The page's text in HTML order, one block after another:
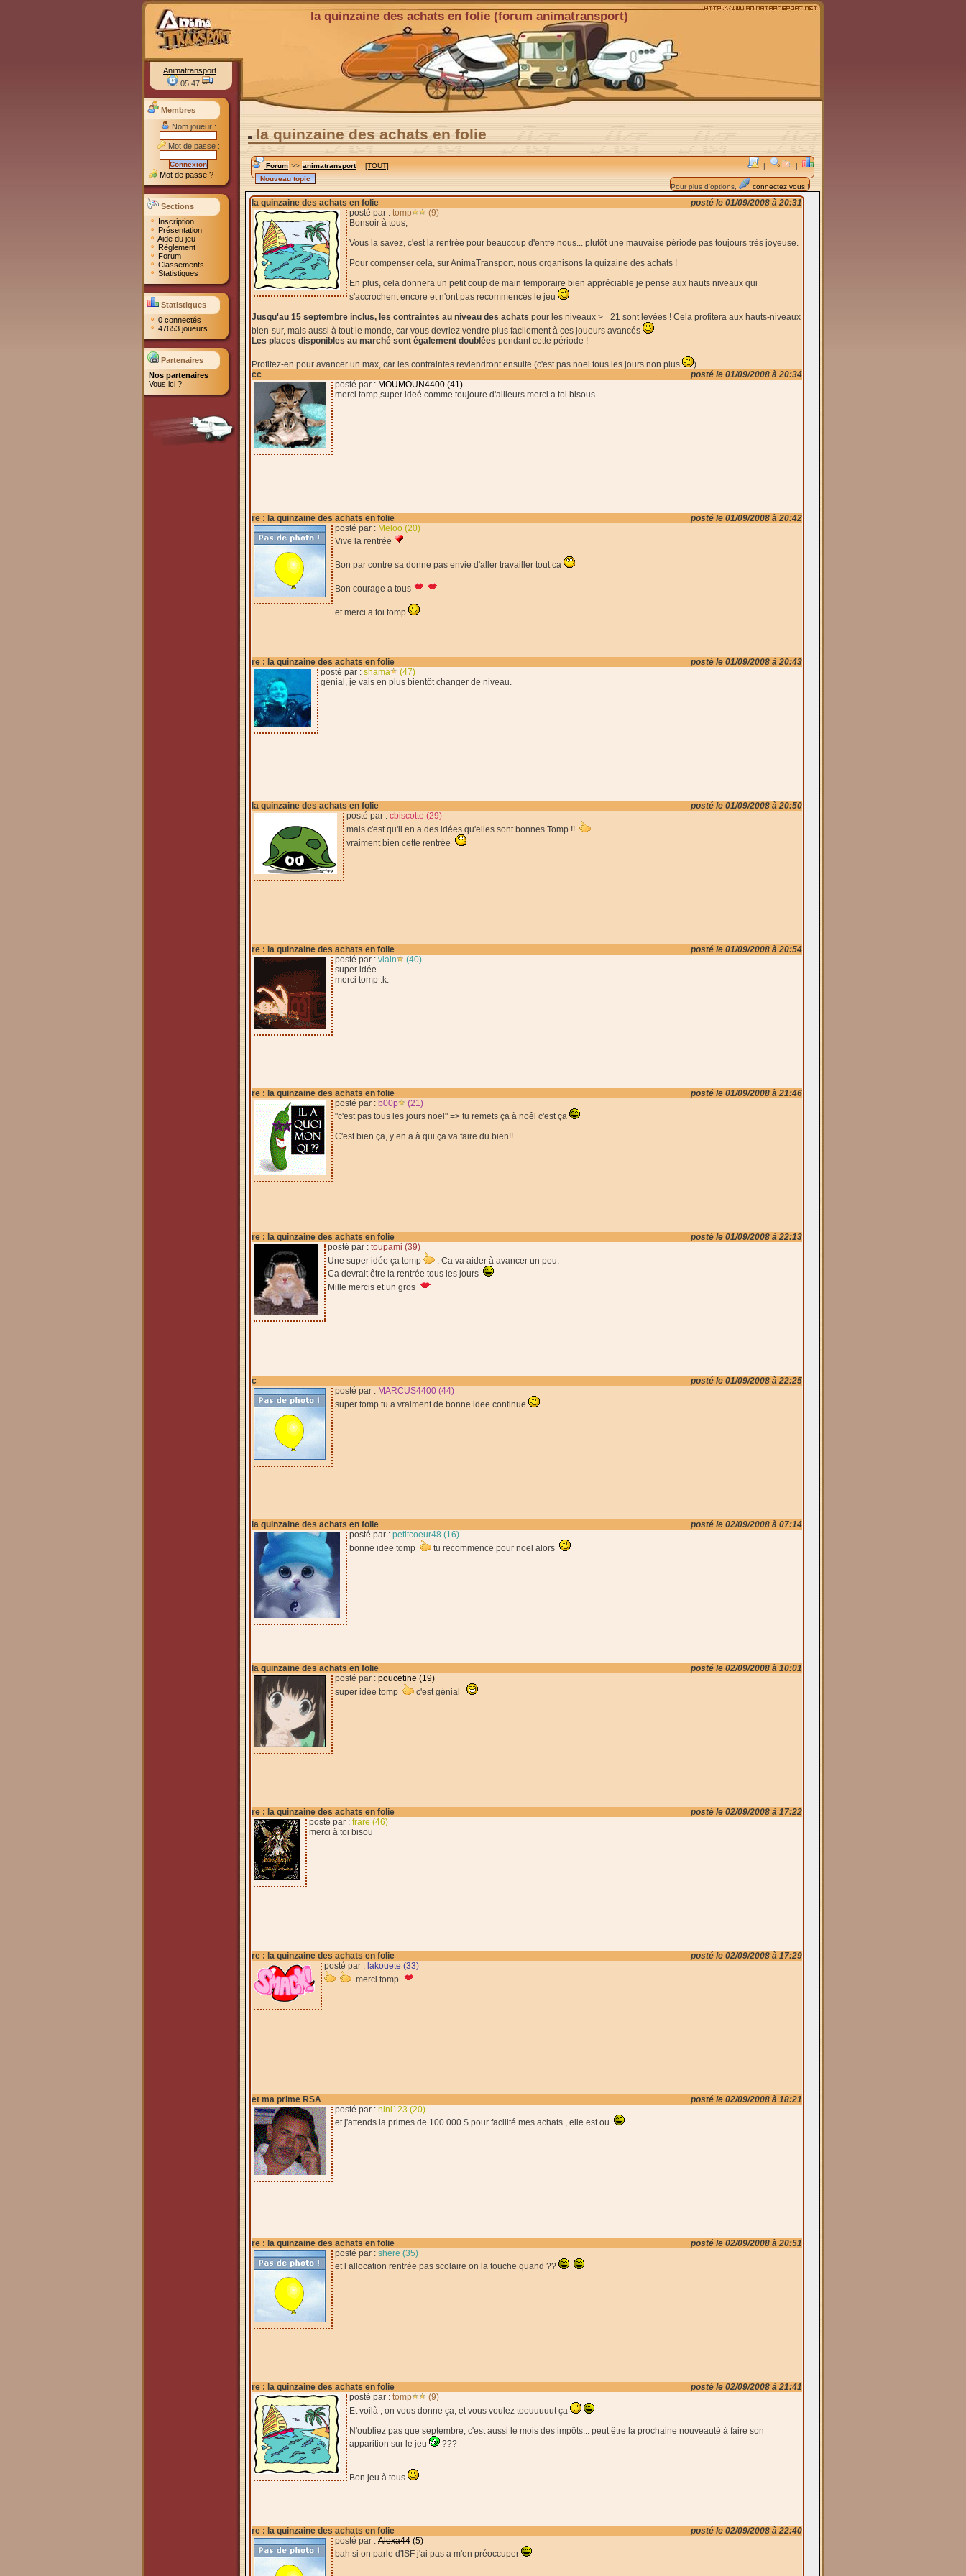
la quinzaine des achats en folie (forum animatransport)
Animatransport
05:47
Membres
Nom joueur :
Mot de passe :
Mot de passe ?
Sections
Inscription
Présentation
Aide du jeu
Règlement
Forum
Classements
Statistiques
Statistiques
0 connectés
47653 joueurs
Partenaires
Nos partenaires
Vous ici ?
la quinzaine des achats en folie
| |
Forum>>animatransport [TOUT]
Pour plus d'options, connectez vous!
la quinzaine des achats en folie
posté le 01/09/2008 à 20:31
posté par : tomp
(9)
Bonsoir à tous,
Vous la savez, c'est la rentrée pour beaucoup d'entre nous... plutôt une mauvaise période pas toujours très joyeuse.
Pour compenser cela, sur AnimaTransport, nous organisons la quizaine des achats !
En plus, cela donnera un petit coup de main temporaire bien appréciable je pense aux hauts niveaux qui
s'accrochent encore et n'ont pas recommencés le jeu
Jusqu'au 15 septembre inclus, les contraintes au niveau des achats pour les niveaux >= 21 sont levées ! Cela profitera aux hauts-niveaux
bien-sur, mais aussi à tout le monde, car vous devriez vendre plus facilement à ces joueurs avancés
Les places disponibles au marché sont également doublées pendant cette période !
Profitez-en pour avancer un max, car les contraintes reviendront ensuite (c'est pas noel tous les jours non plus
)
cc
posté le 01/09/2008 à 20:34
posté par : MOUMOUN4400 (41)
merci tomp,super ideé comme toujoure d'ailleurs.merci a toi.bisous
re : la quinzaine des achats en folie
posté le 01/09/2008 à 20:42
posté par : Meloo (20)
Vive la rentrée
Bon par contre sa donne pas envie d'aller travailler tout ca
Bon courage a tous
et merci a toi tomp
re : la quinzaine des achats en folie
posté le 01/09/2008 à 20:43
posté par : shama
(47)
génial, je vais en plus bientôt changer de niveau.
la quinzaine des achats en folie
posté le 01/09/2008 à 20:50
posté par : cbiscotte (29)
mais c'est qu'il en a des idées qu'elles sont bonnes Tomp !!
vraiment bien cette rentrée
re : la quinzaine des achats en folie
posté le 01/09/2008 à 20:54
posté par : vlain
(40)
super idée
merci tomp :k:
re : la quinzaine des achats en folie
posté le 01/09/2008 à 21:46
posté par : b00p
(21)
"c'est pas tous les jours noël" => tu remets ça à noêl c'est ça
C'est bien ça, y en a à qui ça va faire du bien!!
re : la quinzaine des achats en folie
posté le 01/09/2008 à 22:13
posté par : toupami (39)
Une super idée ça tomp
. Ca va aider à avancer un peu.
Ca devrait être la rentrée tous les jours
Mille mercis et un gros
c
posté le 01/09/2008 à 22:25
posté par : MARCUS4400 (44)
super tomp tu a vraiment de bonne idee continue
la quinzaine des achats en folie
posté le 02/09/2008 à 07:14
posté par : petitcoeur48 (16)
bonne idee tomp
tu recommence pour noel alors
la quinzaine des achats en folie
posté le 02/09/2008 à 10:01
posté par : poucetine (19)
super idée tomp
c'est génial
re : la quinzaine des achats en folie
posté le 02/09/2008 à 17:22
posté par : frare (46)
merci à toi bisou
re : la quinzaine des achats en folie
posté le 02/09/2008 à 17:29
posté par : lakouete (33)
merci tomp
et ma prime RSA
posté le 02/09/2008 à 18:21
posté par : nini123 (20)
et j'attends la primes de 100 000 $ pour facilité mes achats , elle est ou
re : la quinzaine des achats en folie
posté le 02/09/2008 à 20:51
posté par : shere (35)
et l allocation rentrée pas scolaire on la touche quand ??
re : la quinzaine des achats en folie
posté le 02/09/2008 à 21:41
posté par : tomp
(9)
Et voilà ; on vous donne ça, et vous voulez toouuuuut ça
N'oubliez pas que septembre, c'est aussi le mois des impôts... peut être la prochaine nouveauté à faire son
apparition sur le jeu
???
Bon jeu à tous
re : la quinzaine des achats en folie
posté le 02/09/2008 à 22:40
posté par : Alexa44 (5)
bah si on parle d'ISF j'ai pas a m'en préoccuper